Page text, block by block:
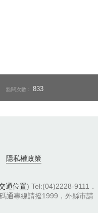
點閱次數：833
隱私權政策
通位置) Tel:(04)2228-9111．
通專線請撥1999，外縣市請